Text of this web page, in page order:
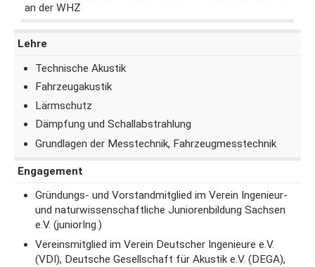
an der WHZ
Lehre
Technische Akustik
Fahrzeugakustik
Lärmschutz
Dämpfung und Schallabstrahlung
Grundlagen der Messtechnik, Fahrzeugmesstechnik
Engagement
Gründungs- und Vorstandmitglied im Verein Ingenieur-
und naturwissenschaftliche Juniorenbildung Sachsen
e.V. (juniorIng.)
Vereinsmitglied im Verein Deutscher Ingenieure e.V.
(VDI), Deutsche Gesellschaft für Akustik e.V. (DEGA),